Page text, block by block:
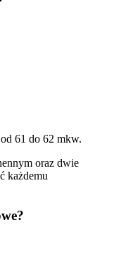
61 do 62 mkw.
oraz dwie
każdemu